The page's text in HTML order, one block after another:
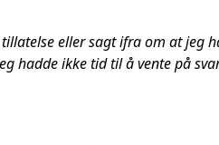
eller sagt ifra om at jeg
hadde ikke tid til å vente på